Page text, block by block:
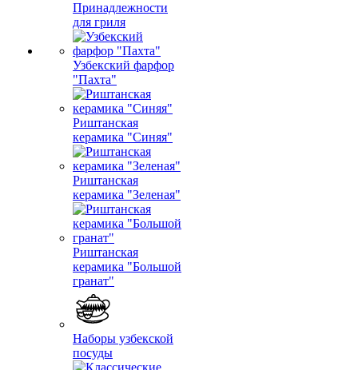
Принадлежности
для гриля
Узбекский фарфор
"Пахта"
Риштанская
керамика "Синяя"
Риштанская
керамика "Зеленая"
Риштанская
керамика "Большой
гранат"
Наборы узбекской
посуды